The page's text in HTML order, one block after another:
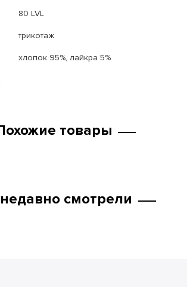
80 LVL
трикотаж
хлопок 95%, лайкра 5%
товары
смотрели